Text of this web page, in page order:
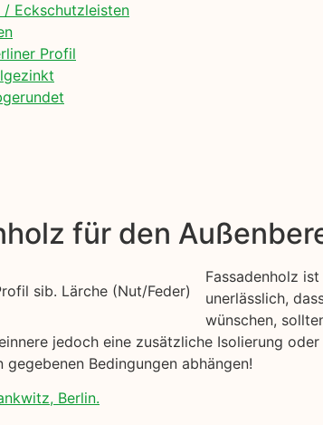
/ Eckschutzleisten
Profil
für den
Fassadenholz
unerlässlich,
wünschen,
jedoch eine zusätzliche Isolierung
Bedingungen abhängen!
Berlin.